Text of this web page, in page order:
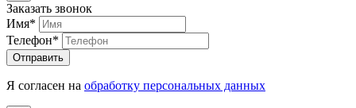
Заказать звонок
Имя*
Телефон*
Отправить
Я согласен на обработку персональных данных